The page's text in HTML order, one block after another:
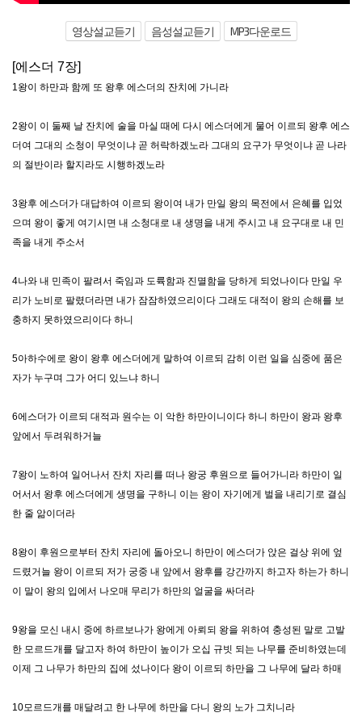
영상설교듣기 음성설교듣기 MP3다운로드
[에스더 7장]
1왕이 하만과 함께 또 왕후 에스더의 잔치에 가니라
2왕이 이 둘째 날 잔치에 술을 마실 때에 다시 에스더에게 물어 이르되 왕후 에스
더여 그대의 소청이 무엇이냐 곧 허락하겠노라 그대의 요구가 무엇이냐 곧 나라
의 절반이라 할지라도 시행하겠노라
3왕후 에스더가 대답하여 이르되 왕이여 내가 만일 왕의 목전에서 은혜를 입었
으며 왕이 좋게 여기시면 내 소청대로 내 생명을 내게 주시고 내 요구대로 내 민
족을 내게 주소서
4나와 내 민족이 팔려서 죽임과 도륙함과 진멸함을 당하게 되었나이다 만일 우
리가 노비로 팔렸더라면 내가 잠잠하였으리이다 그래도 대적이 왕의 손해를 보
충하지 못하였으리이다 하니
5아하수에로 왕이 왕후 에스더에게 말하여 이르되 감히 이런 일을 심중에 품은
자가 누구며 그가 어디 있느냐 하니
6에스더가 이르되 대적과 원수는 이 악한 하만이니이다 하니 하만이 왕과 왕후
앞에서 두려워하거늘
7왕이 노하여 일어나서 잔치 자리를 떠나 왕궁 후원으로 들어가니라 하만이 일
어서서 왕후 에스더에게 생명을 구하니 이는 왕이 자기에게 벌을 내리기로 결심
한 줄 앎이더라
8왕이 후원으로부터 잔치 자리에 돌아오니 하만이 에스더가 앉은 걸상 위에 엎
드렸거늘 왕이 이르되 저가 궁중 내 앞에서 왕후를 강간까지 하고자 하는가 하니
이 말이 왕의 입에서 나오매 무리가 하만의 얼굴을 싸더라
9왕을 모신 내시 중에 하르보나가 왕에게 아뢰되 왕을 위하여 충성된 말로 고발
한 모르드개를 달고자 하여 하만이 높이가 오십 규빗 되는 나무를 준비하였는데
이제 그 나무가 하만의 집에 섰나이다 왕이 이르되 하만을 그 나무에 달라 하매
10모르드개를 매달려고 한 나무에 하만을 다니 왕의 노가 그치니라